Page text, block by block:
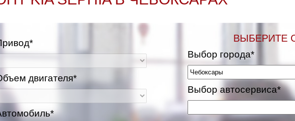
двигателя*
ВЫБЕРИТЕ
Выбор города*
Выбор автосервиса*